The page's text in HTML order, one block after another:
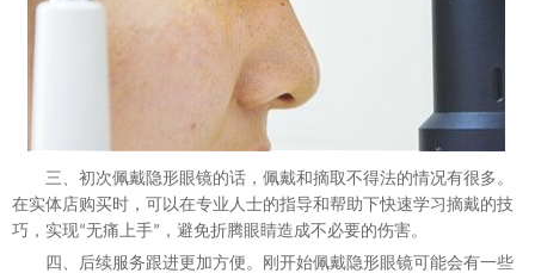
三、初次佩戴隐形眼镜的话，佩戴和摘取不得法的情况有很多。
在实体店购买时，可以在专业人士的指导和帮助下快速学习摘戴的技
巧，实现“无痛上手” ，避免折腾眼睛造成不必要的伤害。
四、后续服务跟进更加方便。刚开始佩戴隐形眼镜可能会有一些